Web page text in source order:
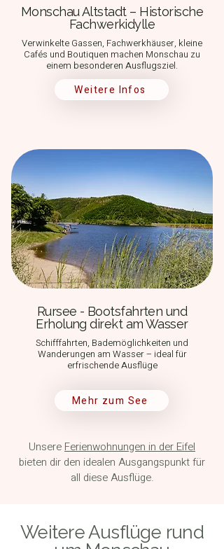
Monschau Altstadt – Historische
Fachwerkidylle
Verwinkelte Gassen, Fachwerkhäuser, kleine
Cafés und Boutiquen machen Monschau zu
einem besonderen Ausflugsziel.
Weitere Infos
Rursee - Bootsfahrten und
Erholung direkt am Wasser
Schifffahrten, Bademöglichkeiten und
Wanderungen am Wasser – ideal für
erfrischende Ausflüge
Mehr zum See
Unsere Ferienwohnungen in der Eifel
bieten dir den idealen Ausgangspunkt für
all diese Ausflüge.
Weitere Ausflüge rund